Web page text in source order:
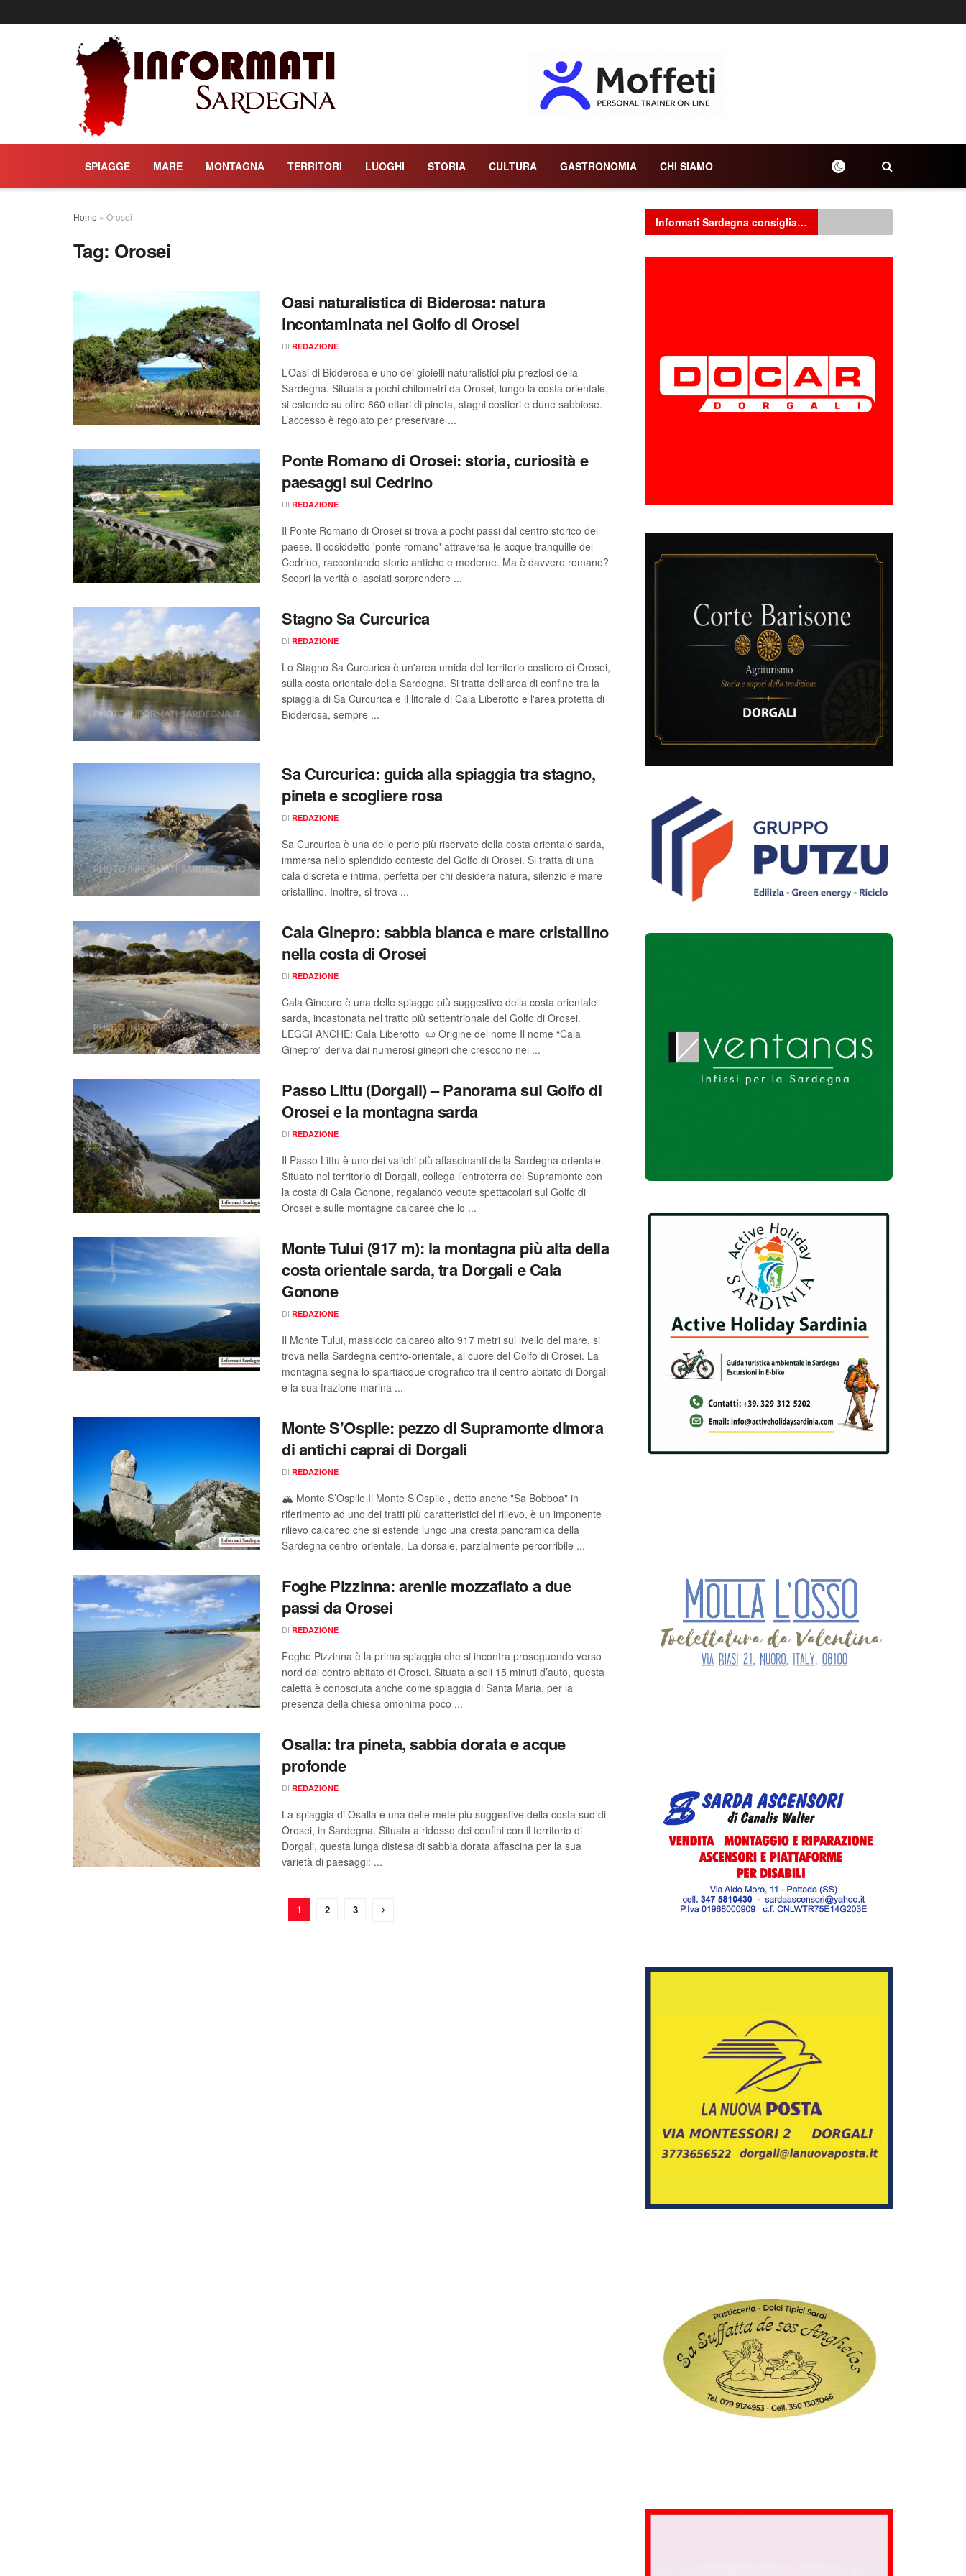
SPIAGGE MARE MONTAGNA TERRITORI LUOGHI STORIA CULTURA GASTRONOMIA CHI SIAMO
Home » Orosei
Tag: Orosei
Oasi naturalistica di Biderosa: natura
incontaminata nel Golfo di Orosei
DI REDAZIONE
L’Oasi di Bidderosa è uno dei gioielli naturalistici più preziosi della
Sardegna. Situata a pochi chilometri da Orosei, lungo la costa orientale,
si estende su oltre 860 ettari di pineta, stagni costieri e dune sabbiose.
L’accesso è regolato per preservare ...
Ponte Romano di Orosei: storia, curiosità e
paesaggi sul Cedrino
DI REDAZIONE
Il Ponte Romano di Orosei si trova a pochi passi dal centro storico del
paese. Il cosiddetto 'ponte romano' attraversa le acque tranquille del
Cedrino, raccontando storie antiche e moderne. Ma è davvero romano?
Scopri la verità e lasciati sorprendere ...
Stagno Sa Curcurica
DI REDAZIONE
Lo Stagno Sa Curcurica è un'area umida del territorio costiero di Orosei,
sulla costa orientale della Sardegna. Si tratta dell'area di confine tra la
spiaggia di Sa Curcurica e il litorale di Cala Liberotto e l'area protetta di
Bidderosa, sempre ...
Sa Curcurica: guida alla spiaggia tra stagno,
pineta e scogliere rosa
DI REDAZIONE
Sa Curcurica è una delle perle più riservate della costa orientale sarda,
immersa nello splendido contesto del Golfo di Orosei. Si tratta di una
cala discreta e intima, perfetta per chi desidera natura, silenzio e mare
cristallino. Inoltre, si trova ...
Cala Ginepro: sabbia bianca e mare cristallino
nella costa di Orosei
DI REDAZIONE
Cala Ginepro è una delle spiagge più suggestive della costa orientale
sarda, incastonata nel tratto più settentrionale del Golfo di Orosei.
LEGGI ANCHE: Cala Liberotto 📜 Origine del nome Il nome “Cala
Ginepro” deriva dai numerosi ginepri che crescono nei ...
Passo Littu (Dorgali) – Panorama sul Golfo di
Orosei e la montagna sarda
DI REDAZIONE
Il Passo Littu è uno dei valichi più affascinanti della Sardegna orientale.
Situato nel territorio di Dorgali, collega l’entroterra del Supramonte con
la costa di Cala Gonone, regalando vedute spettacolari sul Golfo di
Orosei e sulle montagne calcaree che lo ...
Monte Tului (917 m): la montagna più alta della
costa orientale sarda, tra Dorgali e Cala
Gonone
DI REDAZIONE
Il Monte Tului, massiccio calcareo alto 917 metri sul livello del mare, si
trova nella Sardegna centro-orientale, al cuore del Golfo di Orosei. La
montagna segna lo spartiacque orografico tra il centro abitato di Dorgali
e la sua frazione marina ...
Monte S’Ospile: pezzo di Supramonte dimora
di antichi caprai di Dorgali
DI REDAZIONE
🏔️ Monte S’Ospile Il Monte S’Ospile , detto anche "Sa Bobboa" in
riferimento ad uno dei tratti più caratteristici del rilievo, è un imponente
rilievo calcareo che si estende lungo una cresta panoramica della
Sardegna centro-orientale. La dorsale, parzialmente percorribile ...
Foghe Pizzinna: arenile mozzafiato a due
passi da Orosei
DI REDAZIONE
Foghe Pizzinna è la prima spiaggia che si incontra proseguendo verso
nord dal centro abitato di Orosei. Situata a soli 15 minuti d’auto, questa
caletta è conosciuta anche come spiaggia di Santa Maria, per la
presenza della chiesa omonima poco ...
Osalla: tra pineta, sabbia dorata e acque
profonde
DI REDAZIONE
La spiaggia di Osalla è una delle mete più suggestive della costa sud di
Orosei, in Sardegna. Situata a ridosso dei confini con il territorio di
Dorgali, questa lunga distesa di sabbia dorata affascina per la sua
varietà di paesaggi: ...
1 2 3
Informati Sardegna consiglia…